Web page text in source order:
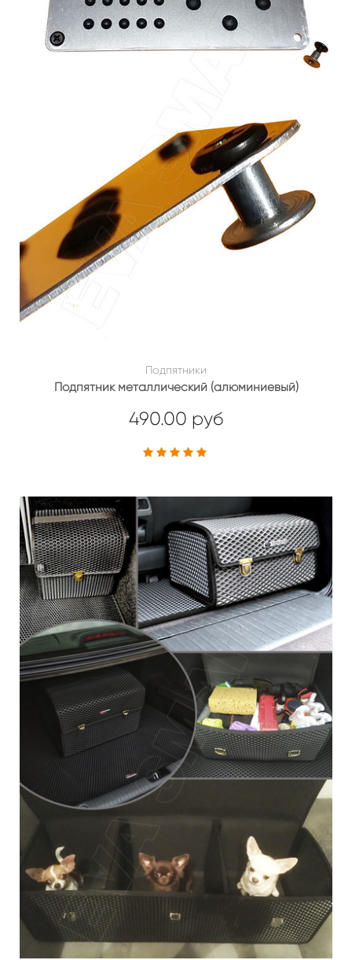
Подпятники
Подпятник металлический (алюминиевый)
490.00 руб